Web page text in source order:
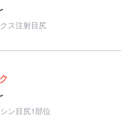
ス注射目尻
ン目尻1部位